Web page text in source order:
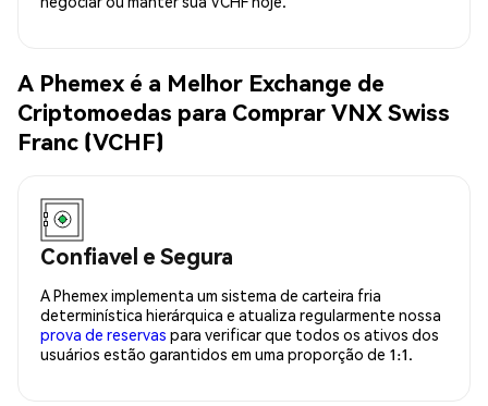
A Phemex é a Melhor Exchange de
Criptomoedas para Comprar VNX Swiss
Franc (VCHF)
Confiavel e Segura
A Phemex implementa um sistema de carteira fria
determinística hierárquica e atualiza regularmente nossa
prova de reservas para verificar que todos os ativos dos
usuários estão garantidos em uma proporção de 1:1.